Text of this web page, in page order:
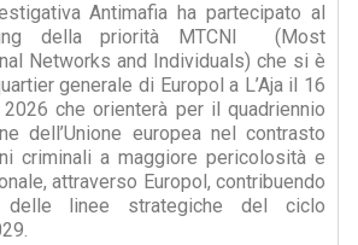
Antimafia ha partecipato al
della priorità MTCNI (Most
Networks and Individuals) che si è
generale di Europol a L’Aja il 16
che orienterà per il quadriennio
dell’Unione europea nel contrasto
criminali a maggiore pericolosità e
attraverso Europol, contribuendo
delle linee strategiche del ciclo